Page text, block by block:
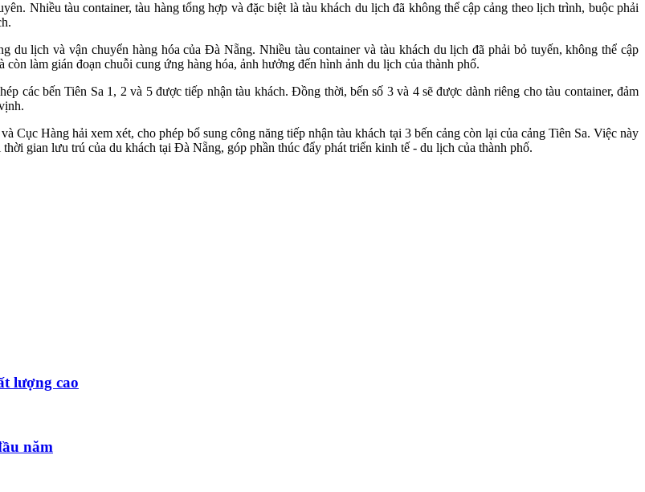
Nhiều tàu container, tàu hàng tổng hợp và đặc biệt là tàu khách du lịch đã không thể cập cảng theo lịch trình, buộc phải
du lịch và vận chuyển hàng hóa của Đà Nẵng. Nhiều tàu container và tàu khách du lịch đã phải bỏ tuyến, không thể cập
làm gián đoạn chuỗi cung ứng hàng hóa, ảnh hưởng đến hình ảnh du lịch của thành phố.
các bến Tiên Sa 1, 2 và 5 được tiếp nhận tàu khách. Đồng thời, bến số 3 và 4 sẽ được dành riêng cho tàu container, đảm
Hàng hải xem xét, cho phép bổ sung công năng tiếp nhận tàu khách tại 3 bến cảng còn lại của cảng Tiên Sa. Việc này
gian lưu trú của du khách tại Đà Nẵng, góp phần thúc đẩy phát triển kinh tế - du lịch của thành phố.
lượng cao
năm